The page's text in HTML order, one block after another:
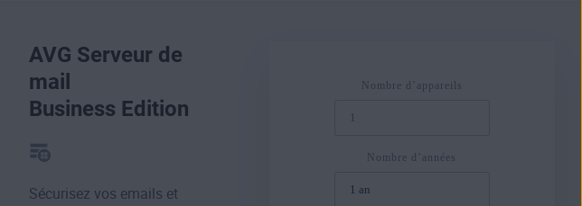
AVG Serveur de
mail
Business Edition
Sécurisez vos emails et
Nombre d’appareils
Nombre d’années